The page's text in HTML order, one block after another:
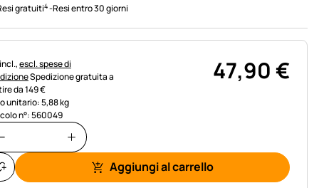
gratuiti4-Resi entro 30 giorni
fiscali:
escl. spese di
Spedizione gratuita a
da 149 €
unitario: 5,88 kg
n°: 560049
47,90€
Aggiungi al carrello